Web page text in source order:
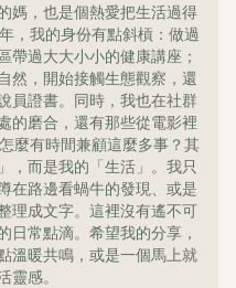
媽，也是個熱愛把生活過得
，我的身份有點斜槓：做過
帶過大大小小的健康講座；
然，開始接觸生態觀察，還
員證書。同時，我也在社群
的磨合，還有那些從電影裡
麼有時間兼顧這麼多事？其
，而是我的「生活」。我只
在路邊看蝸牛的發現、或是
理成文字。這裡沒有遙不可
日常點滴。希望我的分享，
溫暖共鳴，或是一個馬上就
靈感。